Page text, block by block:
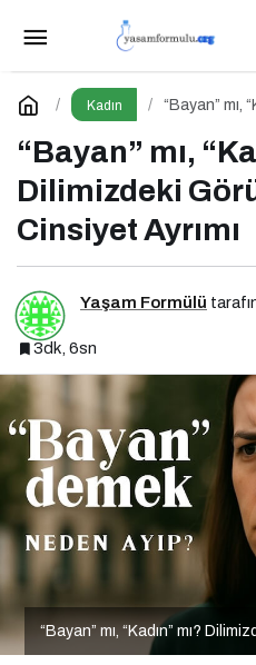
Kadın
“Bayan” mı,
“Bayan” mı,
Dilimizdeki
Cinsiyet Ayrımı
Yaşam Formülü
3dk, 6sn
“Bayan” mı, “Kadın” mı?
Flormar’ın Çok
Gülümse
Yorum Yap